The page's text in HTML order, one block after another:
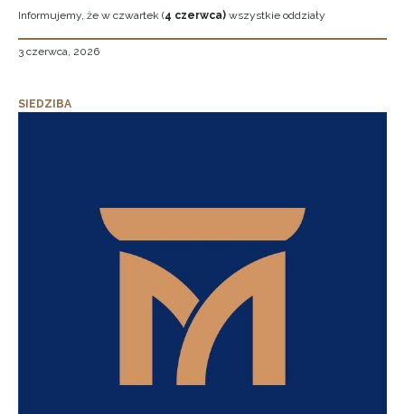
Informujemy, że w czwartek (4 czerwca) wszystkie oddziały
3 czerwca, 2026
SIEDZIBA